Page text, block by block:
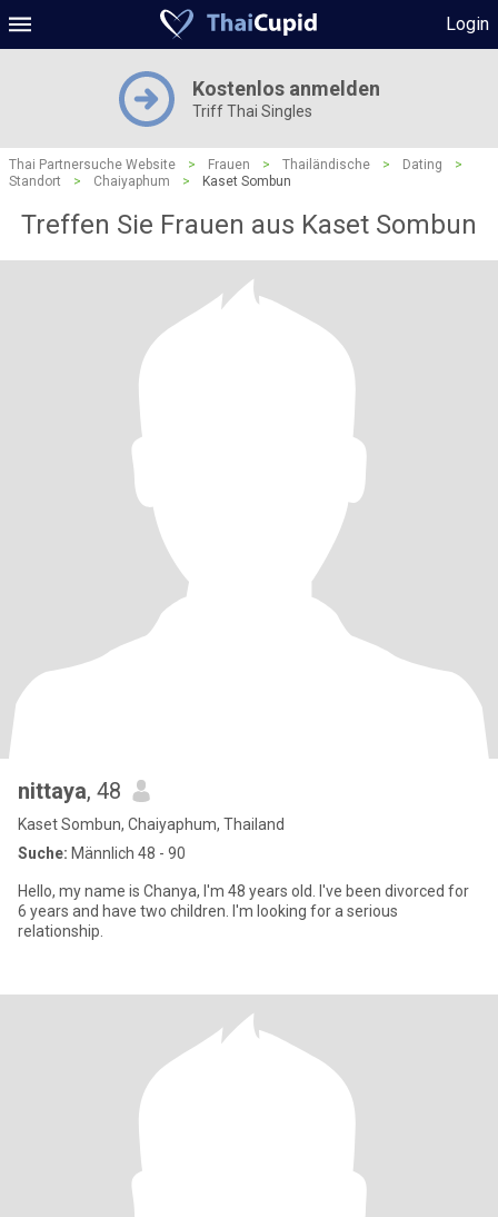
Login
Kostenlos anmelden
Triff Thai Singles
Thai Partnersuche Website > Frauen > Thailändische > Dating
>
Standort
> Chaiyaphum > Kaset Sombun
Treffen Sie Frauen aus Kaset Sombun
nittaya, 48
Kaset Sombun, Chaiyaphum, Thailand
Suche: Männlich 48 - 90
Hello, my name is Chanya, I'm 48 years old. I've been divorced for
6 years and have two children. I'm looking for a serious
relationship.